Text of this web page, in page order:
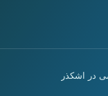
در اشکذر